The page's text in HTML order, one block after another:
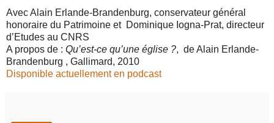
Avec Alain Erlande-Brandenburg, conservateur général
honoraire du Patrimoine et Dominique Iogna-Prat, directeur
d’Etudes au CNRS
A propos de : Qu’est-ce qu’une église ?, de Alain Erlande-
Brandenburg , Gallimard, 2010
Disponible actuellement en podcast